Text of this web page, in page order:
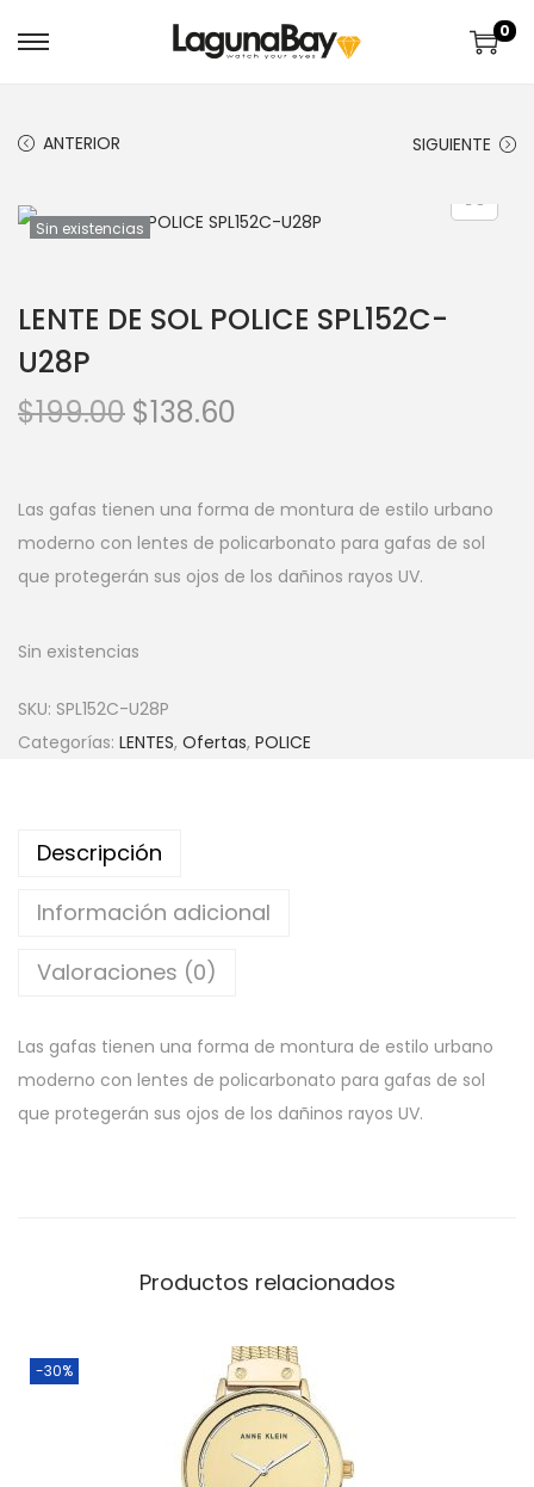
0
ANTERIOR SIGUIENTE
Sin existencias
LENTE DE SOL POLICE SPL152C-
U28P
$199.00 $138.60
Las gafas tienen una forma de montura de estilo urbano
moderno con lentes de policarbonato para gafas de sol
que protegerán sus ojos de los dañinos rayos UV.
Sin existencias
SKU: SPL152C-U28P
Categorías: LENTES, Ofertas, POLICE
Descripción
Información adicional
Valoraciones (0)
Las gafas tienen una forma de montura de estilo urbano
moderno con lentes de policarbonato para gafas de sol
que protegerán sus ojos de los dañinos rayos UV.
Productos relacionados
-30%